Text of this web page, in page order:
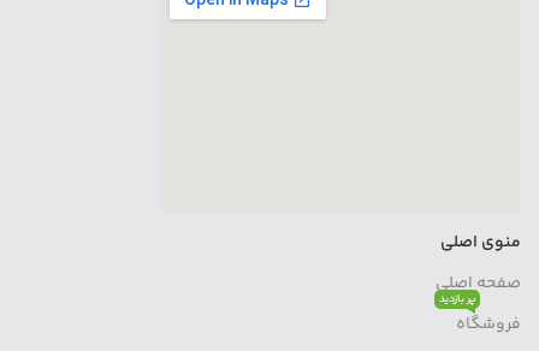
منوی اصلی
صفحه اصلی
فروشگاه
پر بازدید